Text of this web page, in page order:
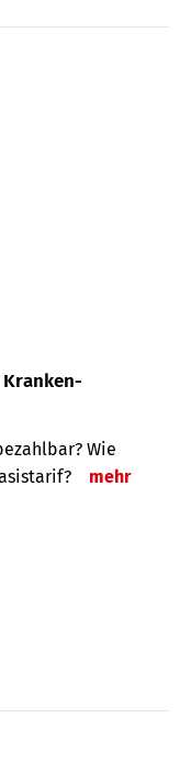
Kranken­
Wie
mehr